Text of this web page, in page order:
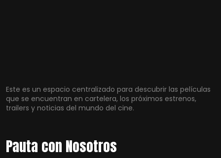
Este es un espacio centralizado para descubrir las películas
que se encuentran en cartelera, los próximos estrenos,
trailers y noticias del mundo del cine.
Pauta con Nosotros